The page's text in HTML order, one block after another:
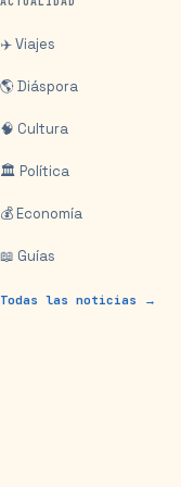
✈️ Viajes
🌎 Diáspora
🧠 Cultura
🏛️ Política
💰 Economía
📖 Guías
Todas las noticias →